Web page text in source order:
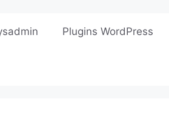
Plugins WordPress